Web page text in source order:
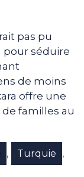
pas pu
séduire
de moins
offre une
familles au
, Turquie ,